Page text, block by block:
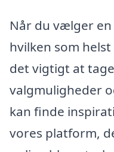
Når du vælger
hvilken som
det vigtigt at
valgmuligheder
kan finde
vores platform,